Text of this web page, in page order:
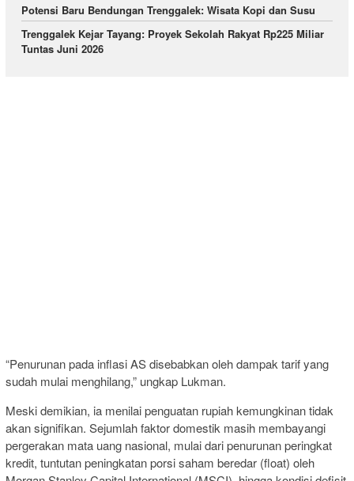
Potensi Baru Bendungan Trenggalek: Wisata Kopi dan Susu
Trenggalek Kejar Tayang: Proyek Sekolah Rakyat Rp225 Miliar
Tuntas Juni 2026
“Penurunan pada inflasi AS disebabkan oleh dampak tarif yang
sudah mulai menghilang,” ungkap Lukman.
Meski demikian, ia menilai penguatan rupiah kemungkinan tidak
akan signifikan. Sejumlah faktor domestik masih membayangi
pergerakan mata uang nasional, mulai dari penurunan peringkat
kredit, tuntutan peningkatan porsi saham beredar (float) oleh